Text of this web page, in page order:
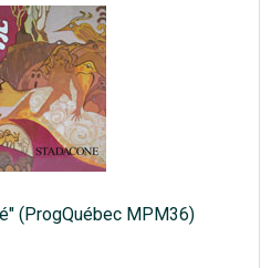
(ProgQuébec MPM36)